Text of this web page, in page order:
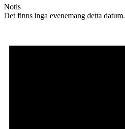
Notis
Det finns inga evenemang detta datum.